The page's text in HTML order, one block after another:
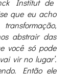
Institut de
que eu acho
abstrair das
você só pode
vir no lugar’.
Então ele